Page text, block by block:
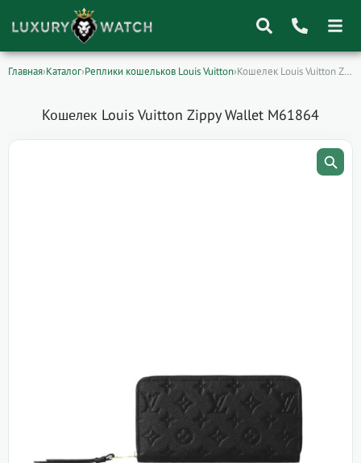
Главная›Каталог›Реплики кошельков Louis Vuitton› Кошелек Louis Vuitton Zippy Wallet M61864
Кошелек Louis Vuitton Zippy Wallet M61864